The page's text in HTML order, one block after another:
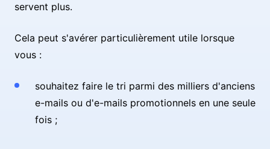
servent plus.
Cela peut s'avérer particulièrement utile lorsque
vous :
souhaitez faire le tri parmi des milliers d'anciens
e-mails ou d'e-mails promotionnels en une seule
fois ;